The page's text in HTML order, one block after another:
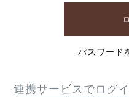
パスワード
連携サービスでログ